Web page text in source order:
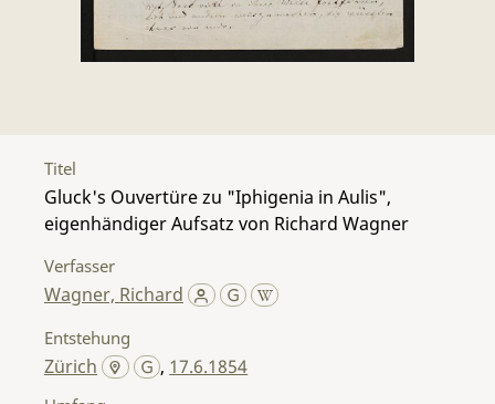
Titel
Gluck's Ouvertüre zu "Iphigenia in Aulis",
eigenhändiger Aufsatz von Richard Wagner
Verfasser
Wagner, Richard
Entstehung
Zürich , 17.6.1854